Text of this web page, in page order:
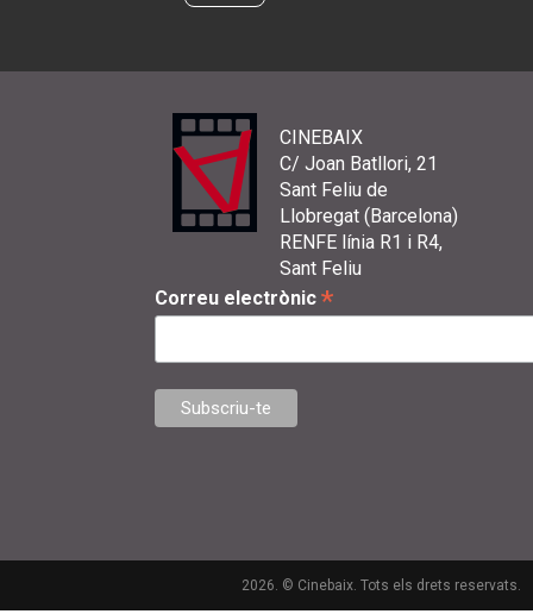
CINEBAIX
C/ Joan Batllori, 21
Sant Feliu de
Llobregat (Barcelona)
RENFE línia R1 i R4,
Sant Feliu
Correu electrònic *
2026. © Cinebaix. Tots els drets reservats.